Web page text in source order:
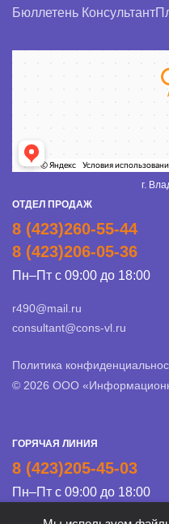
Бюллетень
г.
ОТДЕЛ ПРОДАЖ
8 (423)260-55-44
8 (423)206-05-36
Пн–Пт с 09:00 до 18:00
r490@mail.ru
consultant@cons-vl.ru
Политика
© 2026 ООО
ГОРЯЧАЯ ЛИНИЯ
8 (423)205-45-03
Пн–Пт с 09:00 до 18:00